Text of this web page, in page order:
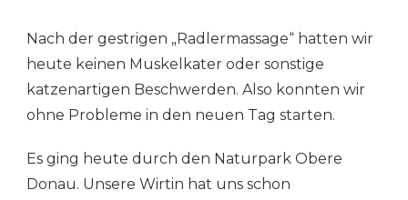
DURCH
„NATURPARK
OBERE
NACH
Nach der gestrigen „Radlermassage“ hatten wir
heute keinen Muskelkater oder sonstige
katzenartigen Beschwerden. Also konnten wir
ohne Probleme in den neuen Tag starten.
Es ging heute durch den Naturpark Obere
Donau. Unsere Wirtin hat uns schon